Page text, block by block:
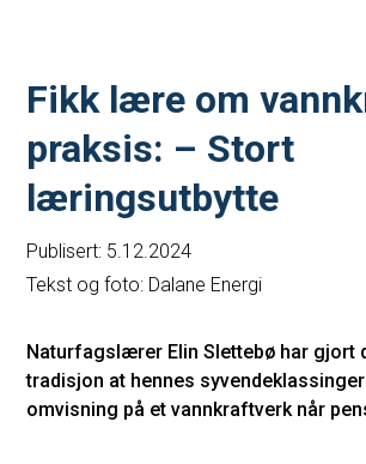
Fikk lære om
praksis: – Stort
læringsutbytte
Publisert: 5.12.2024
Tekst og foto: Dalane Energi
Naturfagslærer Elin Slettebø har gjort
tradisjon at hennes
omvisning på et vannkraftverk når